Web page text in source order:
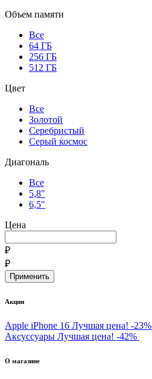
Объем памяти
Все
64 ГБ
256 ГБ
512 ГБ
Цвет
Все
Золотой
Серебристый
Серый космос
Диагональ
Все
5,8"
6,5"
Цена
₽
₽
Акции
Apple iPhone 16 Лучшая цена! -23%
Аксуссуары Лучшая цена! -42%
О магазине